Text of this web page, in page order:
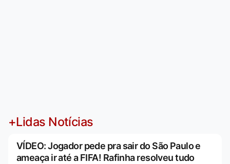
+Lidas Notícias
VÍDEO: Jogador pede pra sair do São Paulo e
ameaça ir até a FIFA! Rafinha resolveu tudo